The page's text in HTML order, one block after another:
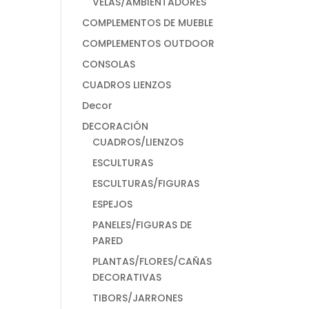
COMPLEMENTOS DE MUEBLE
COMPLEMENTOS OUTDOOR
CONSOLAS
CUADROS LIENZOS
Decor
DECORACIÓN
CUADROS/LIENZOS
ESCULTURAS
ESCULTURAS/FIGURAS
ESPEJOS
PANELES/FIGURAS DE
PARED
PLANTAS/FLORES/CAÑAS
DECORATIVAS
TIBORS/JARRONES